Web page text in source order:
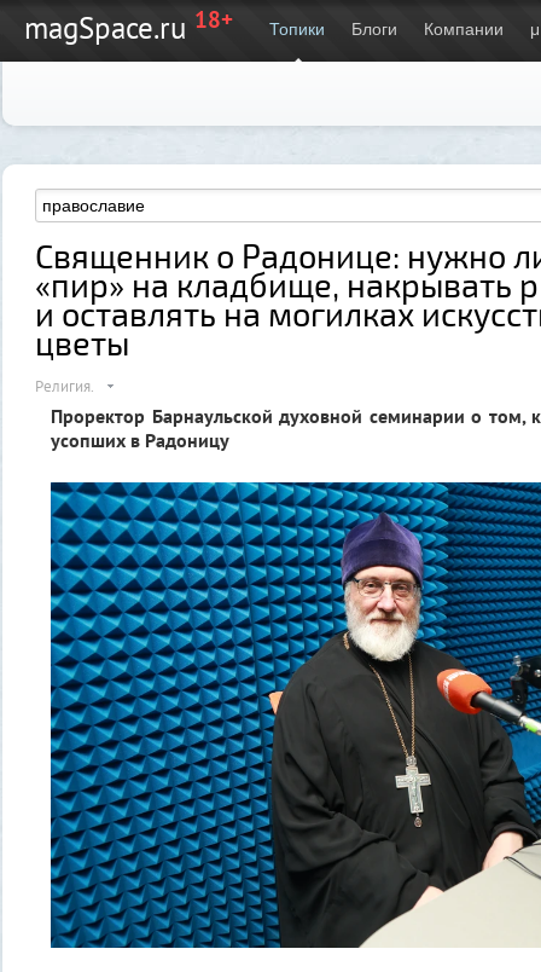
magSpace.ru 18+ Топики Блоги Компании μ
Священник о Радонице: нужно
«пир» на кладбище, накрывать
и оставлять на могилках
цветы
Религия.
Проректор Барнаульской духовной семинарии о том,
усопших в Радоницу